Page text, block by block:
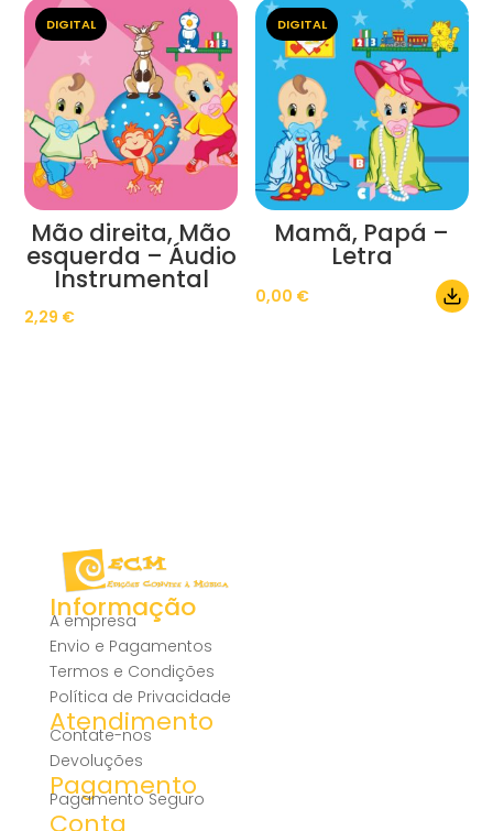
DIGITAL
Mão direita, Mão
esquerda – Áudio
Instrumental
2,29 €
DIGITAL
Mamã, Papá –
Letra
0,00 €
Informação
A empresa
Envio e Pagamentos
Termos e Condições
Política de Privacidade
Atendimento
Contate-nos
Devoluções
Pagamento
Pagamento Seguro
Conta